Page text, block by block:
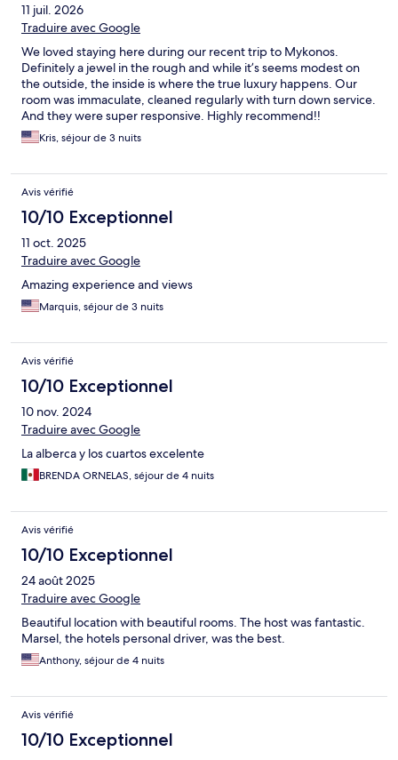
11 juil. 2026
Traduire avec Google
We loved staying here during our recent trip to Mykonos.
Definitely a jewel in the rough and while it’s seems modest on
the outside, the inside is where the true luxury happens. Our
room was immaculate, cleaned regularly with turn down service.
And they were super responsive. Highly recommend!!
Kris, séjour de 3 nuits
Avis vérifié
10/10 Exceptionnel
11 oct. 2025
Traduire avec Google
Amazing experience and views
Marquis, séjour de 3 nuits
Avis vérifié
10/10 Exceptionnel
10 nov. 2024
Traduire avec Google
La alberca y los cuartos excelente
BRENDA ORNELAS, séjour de 4 nuits
Avis vérifié
10/10 Exceptionnel
24 août 2025
Traduire avec Google
Beautiful location with beautiful rooms. The host was fantastic.
Marsel, the hotels personal driver, was the best.
Anthony, séjour de 4 nuits
Avis vérifié
10/10 Exceptionnel